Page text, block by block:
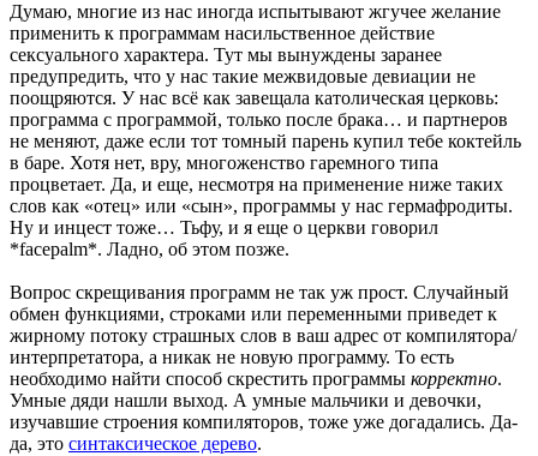
Думаю, многие из нас иногда испытывают жгучее желание
применить к программам насильственное действие
сексуального характера. Тут мы вынуждены заранее
предупредить, что у нас такие межвидовые девиации не
поощряются. У нас всё как завещала католическая церковь:
программа с программой, только после брака… и партнеров
не меняют, даже если тот томный парень купил тебе коктейль
в баре. Хотя нет, вру, многоженство гаремного типа
процветает. Да, и еще, несмотря на применение ниже таких
слов как «отец» или «сын», программы у нас гермафродиты.
Ну и инцест тоже… Тьфу, и я еще о церкви говорил
*facepalm*. Ладно, об этом позже.
Вопрос скрещивания программ не так уж прост. Случайный
обмен функциями, строками или переменными приведет к
жирному потоку страшных слов в ваш адрес от компилятора/
интерпретатора, а никак не новую программу. То есть
необходимо найти способ скрестить программы корректно.
Умные дяди нашли выход. А умные мальчики и девочки,
изучавшие строения компиляторов, тоже уже догадались. Да-
да, это синтаксическое дерево.